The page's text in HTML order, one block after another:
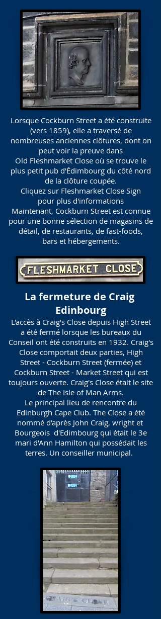
Lorsque Cockburn Street a été construite
(vers 1859), elle a traversé de
nombreuses anciennes clôtures, dont on
peut voir la preuve dans
Old Fleshmarket Close où se trouve le
plus petit pub d'Édimbourg du côté nord
de la clôture coupée.
Cliquez sur Fleshmarket Close Sign
pour plus d'informations
Maintenant, Cockburn Street est connue
pour une bonne sélection de magasins de
détail, de restaurants, de fast-foods,
bars et hébergements.
La fermeture de Craig
Edinbourg
L'accès à Craig's Close depuis High Street
a été fermé lorsque les bureaux du
Conseil ont été construits en 1932. Craig's
Close comportait deux parties, High
Street - Cockburn Street (fermée) et
Cockburn Street - Market Street qui est
toujours ouverte. Craig's Close était le site
de The Isle of Man Arms.
Le principal lieu de rencontre du
Edinburgh Cape Club. The Close a été
nommé d'après John Craig, wright et
Bourgeois d'Edimbourg qui était le 3e
mari d'Ann Hamilton qui possédait les
terres. Un conseiller municipal.